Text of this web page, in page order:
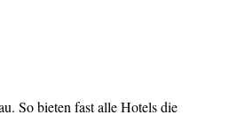
So bieten fast alle Hotels die